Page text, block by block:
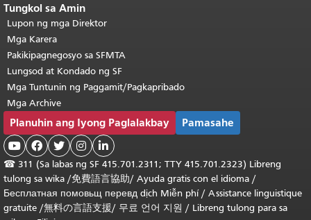
Tungkol sa Amin
Lupon ng mga Direktor
Mga Karera
Pakikipagnegosyo sa SFMTA
Lungsod at Kondado ng SF
Mga Tuntunin ng Paggamit/Pagkapribado
Mga Archive
Planuhin ang Iyong Paglalakbay Pamasahe
    
☎ 311 (Sa labas ng SF 415.701.2311; TTY 415.701.2323) Libreng
tulong sa wika /免費語言協助/ Ayuda gratis con el idioma /
Бесплатная помовьщ перевд dịch Miễn phí/ Assistance linguistique
gratuite /無料の言語支援/ 무료 언어 지원 / Libreng tulong para sa